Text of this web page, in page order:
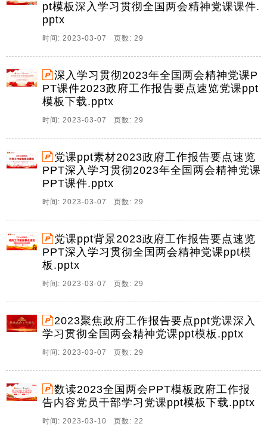
pt模板深入学习贯彻全国两会精神党课课件.
pptx
时间: 2023-03-07 页数: 29
深入学习贯彻2023年全国两会精神党课P
PT课件2023政府工作报告要点速览党课ppt
模板下载.pptx
时间: 2023-03-07 页数: 29
党课ppt素材2023政府工作报告要点速览
PPT深入学习贯彻2023年全国两会精神党课
PPT课件.pptx
时间: 2023-03-07 页数: 29
党课ppt背景2023政府工作报告要点速览
PPT深入学习贯彻全国两会精神党课ppt模
板.pptx
时间: 2023-03-07 页数: 29
2023聚焦政府工作报告要点ppt党课深入
学习贯彻全国两会精神党课ppt模板.pptx
时间: 2023-03-07 页数: 29
数读2023全国两会PPT模板政府工作报
告内容党员干部学习党课ppt模板下载.pptx
时间: 2023-03-10 页数: 22